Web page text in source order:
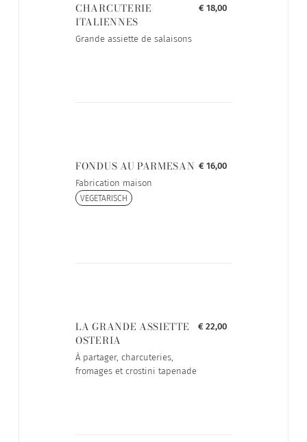
CHARCUTERIE
ITALIENNES
Grande assiette de salaisons
€ 18,00
FONDUS AU PARMESAN
Fabrication maison
VEGETARISCH
€ 16,00
LA GRANDE ASSIETTE
OSTERIA
À partager, charcuteries,
fromages et crostini tapenade
€ 22,00